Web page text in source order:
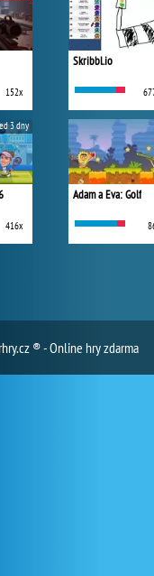
152x
416x
3 dny
Skribbl.io
Adam a Eva: Golf
® - Online hry zdarma